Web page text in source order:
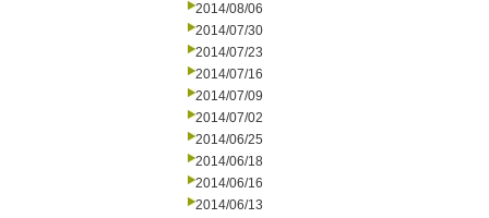
2014/08/06
2014/07/30
2014/07/23
2014/07/16
2014/07/09
2014/07/02
2014/06/25
2014/06/18
2014/06/16
2014/06/13